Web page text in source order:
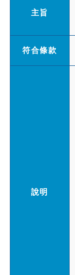
主旨
符合條款
說明